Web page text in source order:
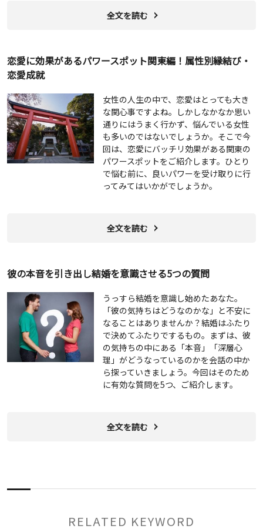
全文を読む
恋愛に効果があるパワースポット関東編！属性別縁結び・
恋愛成就
女性の人生の中で、恋愛はとっても大き
な関心事ですよね。しかしなかなか思い
通りにはうまく行かず、悩んでいる女性
も多いのではないでしょうか。そこで今
回は、恋愛にバッチリ効果がある関東の
パワースポットをご紹介します。ひとり
で悩む前に、良いパワーを受け取りに行
ってみてはいかがでしょうか。
全文を読む
彼の本音を引き出し結婚を意識させる5つの質問
うっすら結婚を意識し始めたあなた。
「彼の気持ちはどうなのかな」と不安に
なることはありませんか？結婚はふたり
で決めてふたりでするもの。まずは、彼
の気持ちの中にある「本音」「深層心
理」がどうなっているのかを会話の中か
ら探っていきましょう。今回はそのため
に有効な質問を5つ、ご紹介します。
全文を読む
RELATED KEYWORD